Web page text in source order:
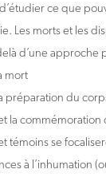
ce que
Les morts et les
d’une approche
du corps
témoins se
à l’inhumation